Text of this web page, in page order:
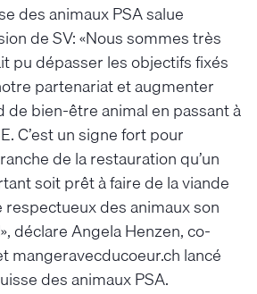
des animaux PSA salue
de SV: «Nous sommes très
pu dépasser les objectifs fixés
partenariat et augmenter
de bien-être animal en passant à
C’est un signe fort pour
de la restauration qu’un
soit prêt à faire de la viande
respectueux des animaux son
déclare Angela Henzen, co-
mangeravecducoeur.ch lancé
des animaux PSA.